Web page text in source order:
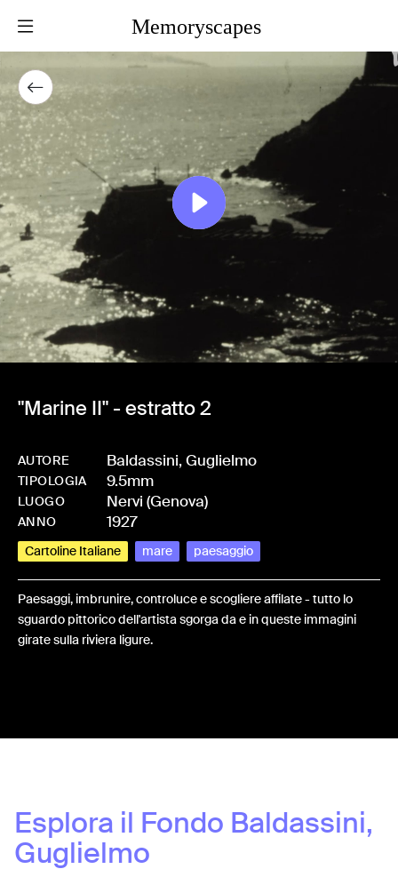
Memoryscapes
"Marine II" - estratto 2
AUTORE Baldassini, Guglielmo
TIPOLOGIA 9.5mm
LUOGO Nervi (Genova)
ANNO 1927
Cartoline Italiane mare paesaggio
Paesaggi, imbrunire, controluce e scogliere affilate - tutto lo
sguardo pittorico dell'artista sgorga da e in queste immagini
girate sulla riviera ligure.
Esplora il Fondo Baldassini,
Guglielmo